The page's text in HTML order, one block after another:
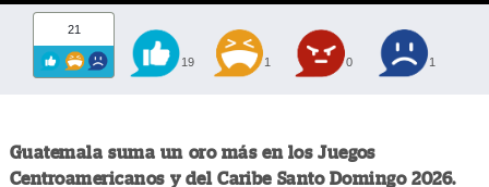
21
19 1 0 1
Guatemala suma un oro más en los Juegos
Centroamericanos y del Caribe Santo Domingo 2026.